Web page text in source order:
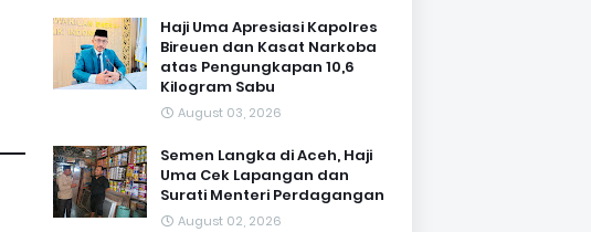
Haji Uma Apresiasi Kapolres
Bireuen dan Kasat Narkoba
atas Pengungkapan 10,6
Kilogram Sabu
August 03, 2026
Semen Langka di Aceh, Haji
Uma Cek Lapangan dan
Surati Menteri Perdagangan
August 02, 2026